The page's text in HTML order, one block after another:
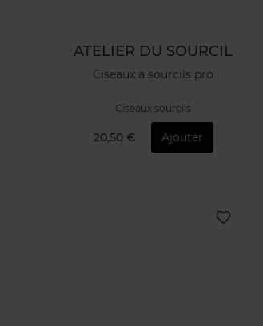
ATELIER DU SOURCIL
Ciseaux à sourcils pro
Ciseaux sourcils
20,50 € Ajouter